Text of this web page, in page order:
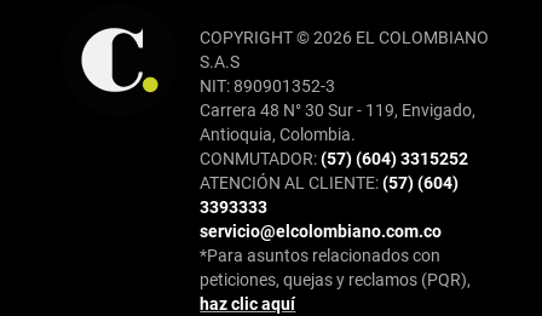
COPYRIGHT © 2026 EL COLOMBIANO
S.A.S
NIT: 890901352-3
Carrera 48 N° 30 Sur - 119, Envigado,
Antioquia, Colombia.
CONMUTADOR:(57) (604) 3315252
ATENCIÓN AL CLIENTE:(57) (604)
3393333
servicio@elcolombiano.com.co
*Para asuntos relacionados con
peticiones, quejas y reclamos (PQR),
haz clic aquí